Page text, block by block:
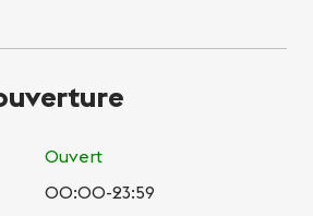
Ouvert
00:00-23:59